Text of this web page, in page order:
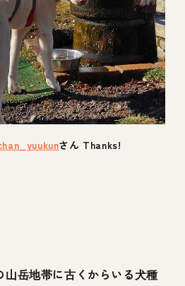
さん Thanks!
岳地帯に古くからいる犬種